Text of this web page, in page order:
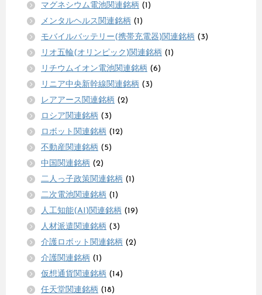
マグネシウム電池関連銘柄 (1)
メンタルヘルス関連銘柄 (1)
モバイルバッテリー(携帯充電器)関連銘柄 (3)
リオ五輪(オリンピック)関連銘柄 (1)
リチウムイオン電池関連銘柄 (6)
リニア中央新幹線関連銘柄 (3)
レアアース関連銘柄 (2)
ロシア関連銘柄 (3)
ロボット関連銘柄 (12)
不動産関連銘柄 (5)
中国関連銘柄 (2)
二人っ子政策関連銘柄 (1)
二次電池関連銘柄 (1)
人工知能(AI)関連銘柄 (19)
人材派遣関連銘柄 (3)
介護ロボット関連銘柄 (2)
介護関連銘柄 (1)
仮想通貨関連銘柄 (14)
任天堂関連銘柄 (18)